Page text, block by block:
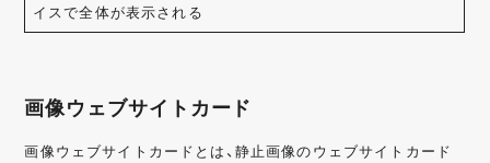
イスで全体が表示される
画像ウェブサイトカード
画像ウェブサイトカードとは、静止画像のウェブサイトカード